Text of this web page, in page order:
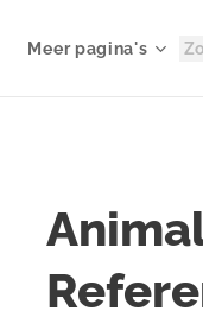
Meer pagina's